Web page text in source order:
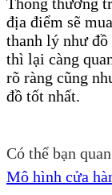
địa điểm sẽ
thanh lý như
thì lại càng
rõ ràng cũng
đồ tốt nhất.
Có thể bạn
Mô hình cửa